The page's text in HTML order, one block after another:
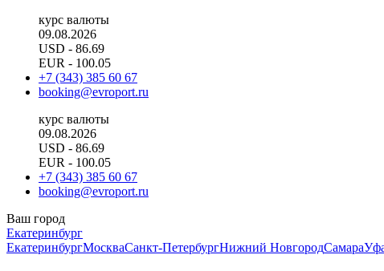
курс валюты
09.08.2026
USD - 86.69
EUR - 100.05
+7 (343) 385 60 67
booking@evroport.ru
курс валюты
09.08.2026
USD - 86.69
EUR - 100.05
+7 (343) 385 60 67
booking@evroport.ru
Ваш город
Екатеринбург
ЕкатеринбургМоскваСанкт-ПетербургНижний НовгородСамара